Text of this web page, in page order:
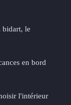
bidart, le
en bord
l'intérieur